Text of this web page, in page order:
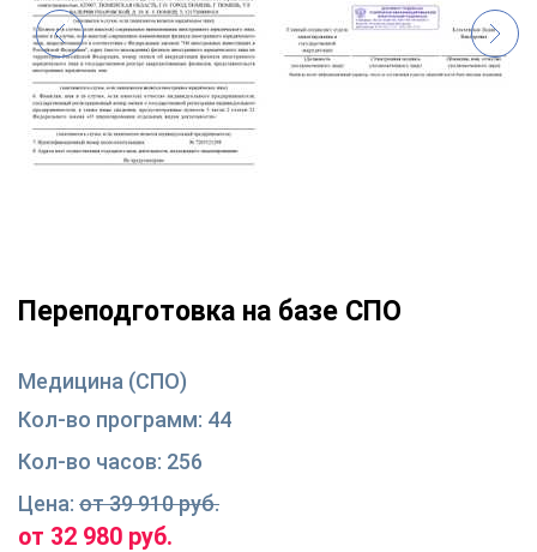
Переподготовка на базе СПО
Медицина (СПО)
44
256
от 39 910 руб.
от 32 980 руб.